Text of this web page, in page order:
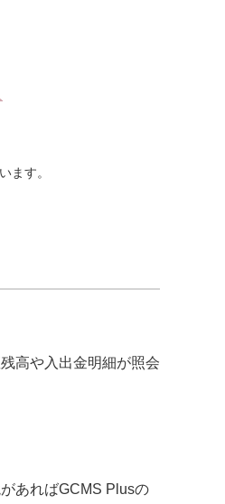
ます。
高や入出金明細が照会
あればGCMS Plusの